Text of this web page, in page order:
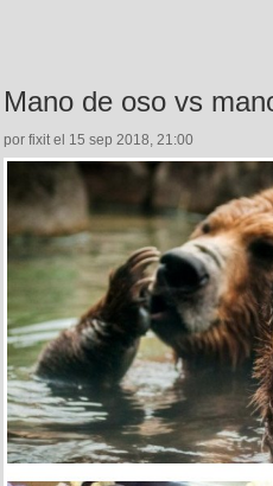
Mano de oso vs
por fixit el 15 sep 2018, 21:00